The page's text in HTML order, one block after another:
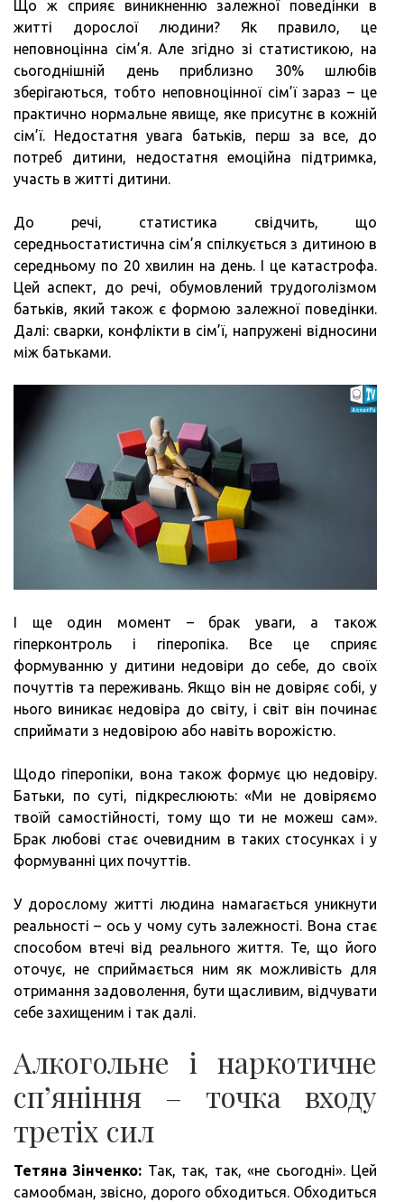
Що ж сприяє виникненню залежної поведінки в
житті дорослої людини? Як правило, це
неповноцінна сім’я. Але згідно зі статистикою, на
сьогоднішній день приблизно 30% шлюбів
зберігаються, тобто неповноцінної сім’ї зараз – це
практично нормальне явище, яке присутнє в кожній
сім’ї. Недостатня увага батьків, перш за все, до
потреб дитини, недостатня емоційна підтримка,
участь в житті дитини.
До речі, статистика свідчить, що
середньостатистична сім’я спілкується з дитиною в
середньому по 20 хвилин на день. І це катастрофа.
Цей аспект, до речі, обумовлений трудоголізмом
батьків, який також є формою залежної поведінки.
Далі: сварки, конфлікти в сім’ї, напружені відносини
між батьками.
І ще один момент – брак уваги, а також
гіперконтроль і гіперопіка. Все це сприяє
формуванню у дитини недовіри до себе, до своїх
почуттів та переживань. Якщо він не довіряє собі, у
нього виникає недовіра до світу, і світ він починає
сприймати з недовірою або навіть ворожістю.
Щодо гіперопіки, вона також формує цю недовіру.
Батьки, по суті, підкреслюють: «Ми не довіряємо
твоїй самостійності, тому що ти не можеш сам».
Брак любові стає очевидним в таких стосунках і у
формуванні цих почуттів.
У дорослому житті людина намагається уникнути
реальності – ось у чому суть залежності. Вона стає
способом втечі від реального життя. Те, що його
оточує, не сприймається ним як можливість для
отримання задоволення, бути щасливим, відчувати
себе захищеним і так далі.
Алкогольне і наркотичне
сп’яніння – точка входу
третіх сил
Тетяна Зінченко: Так, так, так, «не сьогодні». Цей
самообман, звісно, дорого обходиться. Обходиться